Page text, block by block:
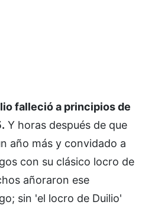
falleció a principios de
Y horas después de que
año más y convidado a
con su clásico locro de
añoraron ese
sin 'el locro de Duilio'